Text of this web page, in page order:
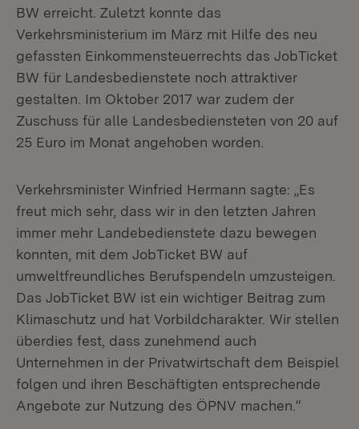
BW erreicht. Zuletzt konnte das
Verkehrsministerium im März mit Hilfe des neu
gefassten Einkommensteuerrechts das JobTicket
BW für Landesbedienstete noch attraktiver
gestalten. Im Oktober 2017 war zudem der
Zuschuss für alle Landesbediensteten von 20 auf
25 Euro im Monat angehoben worden.
Verkehrsminister Winfried Hermann sagte: „Es
freut mich sehr, dass wir in den letzten Jahren
immer mehr Landebedienstete dazu bewegen
konnten, mit dem JobTicket BW auf
umweltfreundliches Berufspendeln umzusteigen.
Das JobTicket BW ist ein wichtiger Beitrag zum
Klimaschutz und hat Vorbildcharakter. Wir stellen
überdies fest, dass zunehmend auch
Unternehmen in der Privatwirtschaft dem Beispiel
folgen und ihren Beschäftigten entsprechende
Angebote zur Nutzung des ÖPNV machen.“